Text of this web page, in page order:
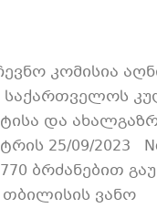
კომისია
და
25/09/2023
ბრძანებით
თბილისის ვანო